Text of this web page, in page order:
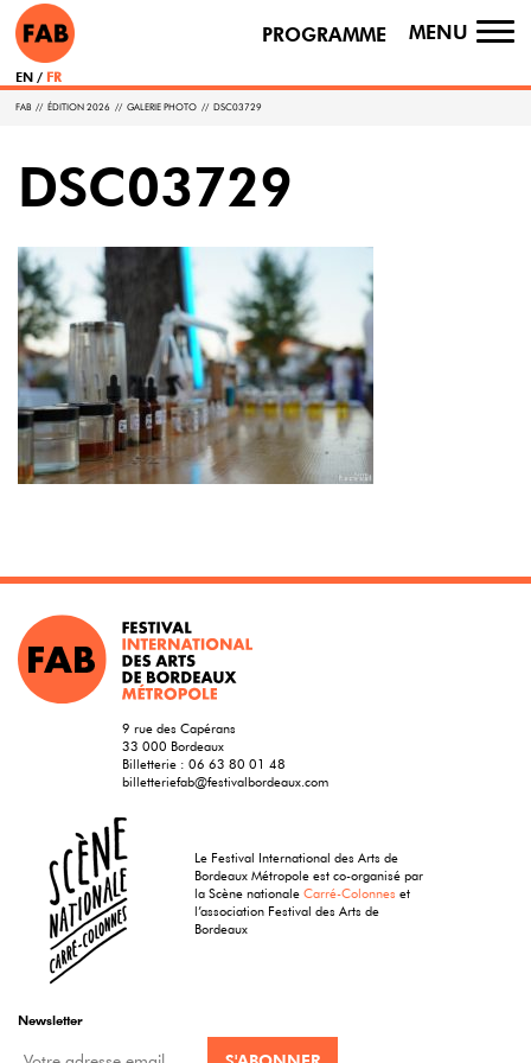
PROGRAMME MENU
EN FR
FAB // ÉDITION 2026 // GALERIE PHOTO // DSC03729
DSC03729
9 rue des Capérans
33 000 Bordeaux
Billetterie : 06 63 80 01 48
billetteriefab@festivalbordeaux.com
Le Festival International des Arts de
Bordeaux Métropole est co-organisé par
la Scène nationaleCarré-Colonnes et
l’association Festival des Arts de
Bordeaux
Newsletter